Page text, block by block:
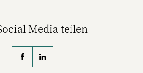
Media teilen